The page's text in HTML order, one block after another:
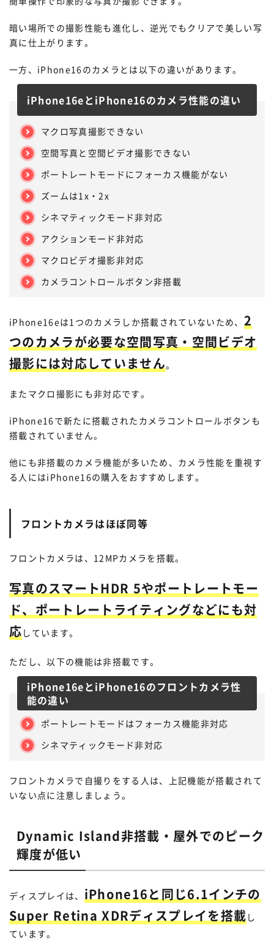
暗い場所での撮影性能も進化し、逆光でもクリアで美しい写
真に仕上がります。
一方、iPhone16のカメラとは以下の違いがあります。
iPhone16eとiPhone16のカメラ性能の違い
マクロ写真撮影できない
空間写真と空間ビデオ撮影できない
ポートレートモードにフォーカス機能がない
ズームは1x・2x
シネマティックモード非対応
アクションモード非対応
マクロビデオ撮影非対応
カメラコントロールボタン非搭載
iPhone16eは1つのカメラしか搭載されていないため、 2
つのカメラが必要な空間写真・空間ビデオ
撮影には対応していません。
またマクロ撮影にも非対応です。
iPhone16で新たに搭載されたカメラコントロールボタンも
搭載されていません。
他にも非搭載のカメラ機能が多いため、カメラ性能を重視す
る人にはiPhone16の購入をおすすめします。
フロントカメラはほぼ同等
フロントカメラは、12MPカメラを搭載。
写真のスマートHDR 5やポートレートモー
ド、ポートレートライティングなどにも対
応 しています。
ただし、以下の機能は非搭載です。
iPhone16eとiPhone16のフロントカメラ性
能の違い
ポートレートモードはフォーカス機能非対応
シネマティックモード非対応
フロントカメラで自撮りをする人は、上記機能が搭載されて
いない点に注意しましょう。
Dynamic Island非搭載・屋外でのピーク
輝度が低い
ディスプレイは、 iPhone16と同じ6.1インチの
Super Retina XDRディスプレイを搭載 し
ています。